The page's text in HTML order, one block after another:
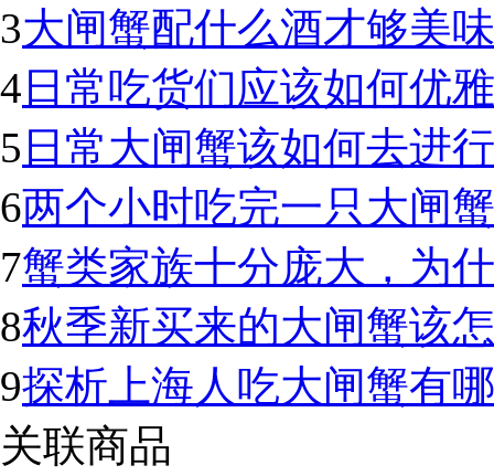
3大闸蟹配什么酒才够美
4 日常吃货们应该如何优
5 日常大闸蟹该如何去进
6两个小时吃完一只大闸
7蟹类家族十分庞大，为
8秋季新买来的大闸蟹该
9探析上海人吃大闸蟹有
关联商品